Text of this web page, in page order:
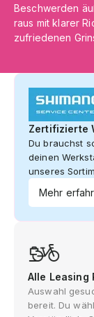
Beschwerden
raus mit klarer
zufriedenen
Zertifizierte
Du brauchst
deinen
unseres
Mehr
Alle Leasing
Auswahl
bereit. Du